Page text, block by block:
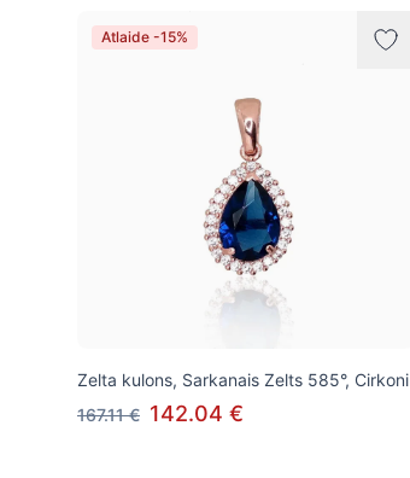
Atlaide -15%
Zelta kulons, Sarkanais Zelts 585°, Cirkoni
167.11 € 142.04 €